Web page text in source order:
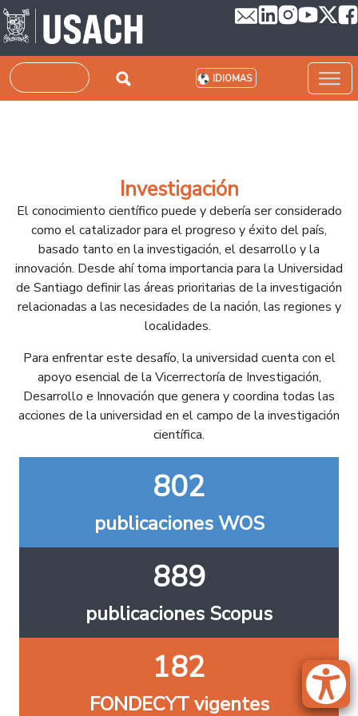
Pasar al contenido principal
Buscar IDIOMAS
Investigación
El conocimiento científico puede y debería ser considerado
como el catalizador para el progreso y éxito del país,
basado tanto en la investigación, el desarrollo y la
innovación. Desde ahí toma importancia para la Universidad
de Santiago definir las áreas prioritarias de la investigación
relacionadas a las necesidades de la nación, las regiones y
localidades.
Para enfrentar este desafío, la universidad cuenta con el
apoyo esencial de la Vicerrectoría de Investigación,
Desarrollo e Innovación que genera y coordina todas las
acciones de la universidad en el campo de la investigación
científica.
802
publicaciones WOS
889
publicaciones Scopus
182
FONDECYT vigentes